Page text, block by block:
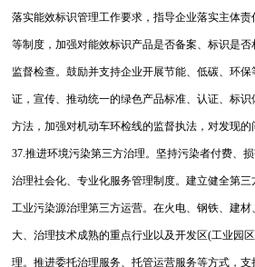
落实能效标识管理工作要求，指导企业落实主体
等制度，加强对能效标识产品是否备案、标识是
监督检查。鼓励并支持企业开展节能、低碳、环
证，宣传、推动统一的绿色产品标准、认证、标识
方法，加强对机动车环检线的监督执法，对发现的
37.推进环境污染第三方治理。坚持污染者付费、
治理社会化、专业化服务管理制度。建立健全第
工业污染源治理第三方运营。在火电、钢铁、建
大、治理技术成熟的重点行业以及开发区(工业园
理。推进委托治理服务、托管运营服务等方式，